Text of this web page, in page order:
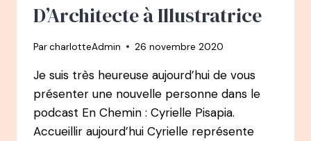
NATUROPATHE
D’Architecte à Illustratrice
ParcharlotteAdmin 26 novembre 2020
Je suis très heureuse aujourd’hui de vous
présenter une nouvelle personne dans le
podcast En Chemin : Cyrielle Pisapia.
Accueillir aujourd’hui Cyrielle représente